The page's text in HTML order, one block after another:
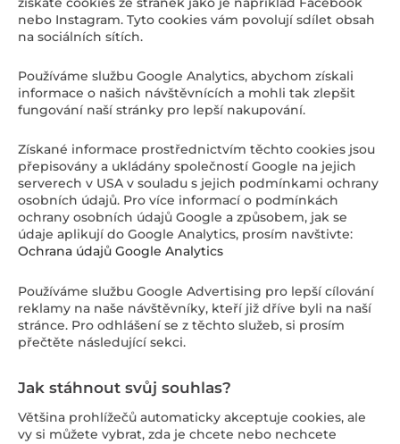
nebo Instagram. Tyto cookies vám povolují sdílet obsah
na sociálních sítích.
Používáme službu Google Analytics, abychom získali
informace o našich návštěvnících a mohli tak zlepšit
fungování naší stránky pro lepší nakupování.
Získané informace prostřednictvím těchto cookies jsou
přepisovány a ukládány společností Google na jejich
serverech v USA v souladu s jejich podmínkami ochrany
osobních údajů. Pro více informací o podmínkách
ochrany osobních údajů Google a způsobem, jak se
údaje aplikují do Google Analytics, prosím navštivte:
Ochrana údajů Google Analytics
Používáme službu Google Advertising pro lepší cílování
reklamy na naše návštěvníky, kteří již dříve byli na naší
stránce. Pro odhlášení se z těchto služeb, si prosím
přečtěte následující sekci.
Jak stáhnout svůj souhlas?
Většina prohlížečů automaticky akceptuje cookies, ale
vy si můžete vybrat, zda je chcete nebo nechcete